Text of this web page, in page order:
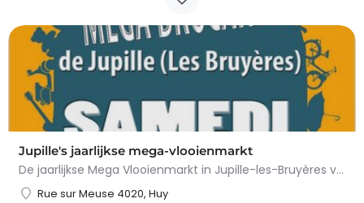
Jupille's jaarlijkse mega-vlooienmarkt
De jaarlijkse Mega Vlooienmarkt in Jupille-les-Bruyères vindt plaats op Place Gilles Étienne en…
Rue sur Meuse 4020, Huy